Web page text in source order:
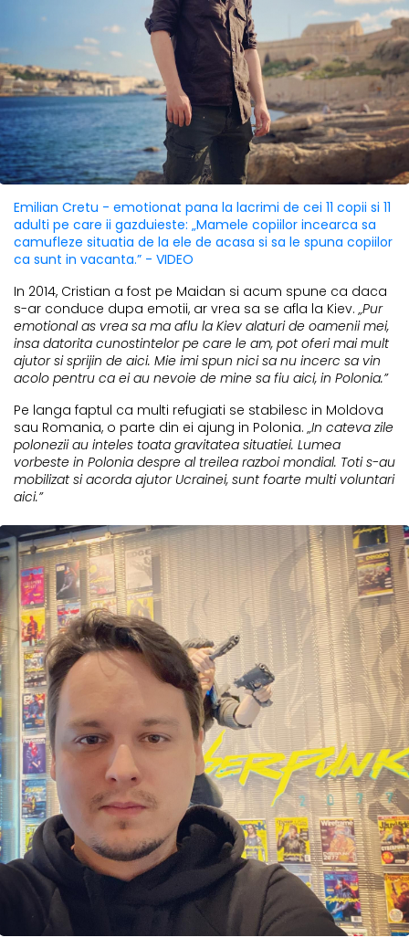
Emilian Cretu - emotionat pana la lacrimi de cei 11 copii si 11
adulti pe care ii gazduieste: „Mamele copiilor incearca sa
camufleze situatia de la ele de acasa si sa le spuna copiilor
ca sunt in vacanta.” - VIDEO
In 2014, Cristian a fost pe Maidan si acum spune ca daca
s-ar conduce dupa emotii, ar vrea sa se afla la Kiev. „Pur
emotional as vrea sa ma aflu la Kiev alaturi de oamenii mei,
insa datorita cunostintelor pe care le am, pot oferi mai mult
ajutor si sprijin de aici. Mie imi spun nici sa nu incerc sa vin
acolo pentru ca ei au nevoie de mine sa fiu aici, in Polonia.”
Pe langa faptul ca multi refugiati se stabilesc in Moldova
sau Romania, o parte din ei ajung in Polonia. „In cateva zile
polonezii au inteles toata gravitatea situatiei. Lumea
vorbeste in Polonia despre al treilea razboi mondial. Toti s-au
mobilizat si acorda ajutor Ucrainei, sunt foarte multi voluntari
aici.”